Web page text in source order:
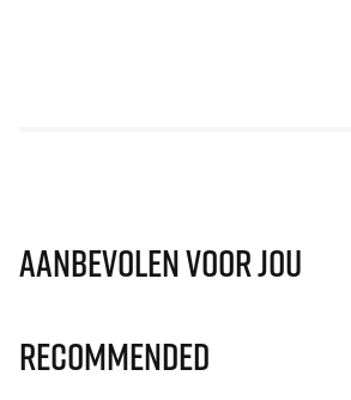
Aanbevolen voor jou
Recommended